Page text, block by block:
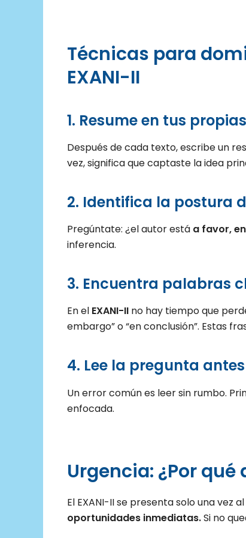
Técnicas para
EXANI-II
1. Resume en tus
Después de cada texto, escribe un
vez, significa que captaste la idea
2. Identifica la postura
Pregúntate: ¿el autor está a favor,
inferencia.
3. Encuentra palabras
En el EXANI-II no hay tiempo que
embargo” o “en conclusión”. Estas
4. Lee la pregunta
Un error común es leer sin rumbo.
enfocada.
Urgencia: ¿Por
El EXANI-II se presenta solo una vez
oportunidades inmediatas.Si no